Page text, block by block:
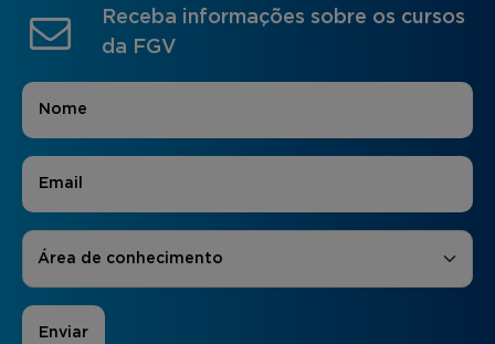
Receba informações sobre os cursos
da FGV
Nome
E-mail
Áreas de Interesse
Área de conhecimento